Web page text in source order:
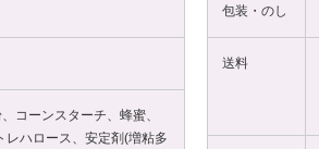
コーンスターチ、蜂蜜、
ハロース、安定剤(増粘多
包装・のし
送料